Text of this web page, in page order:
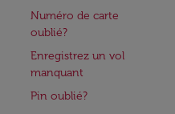
Numéro de carte
oublié?
Enregistrez un vol
manquant
Pin oublié?